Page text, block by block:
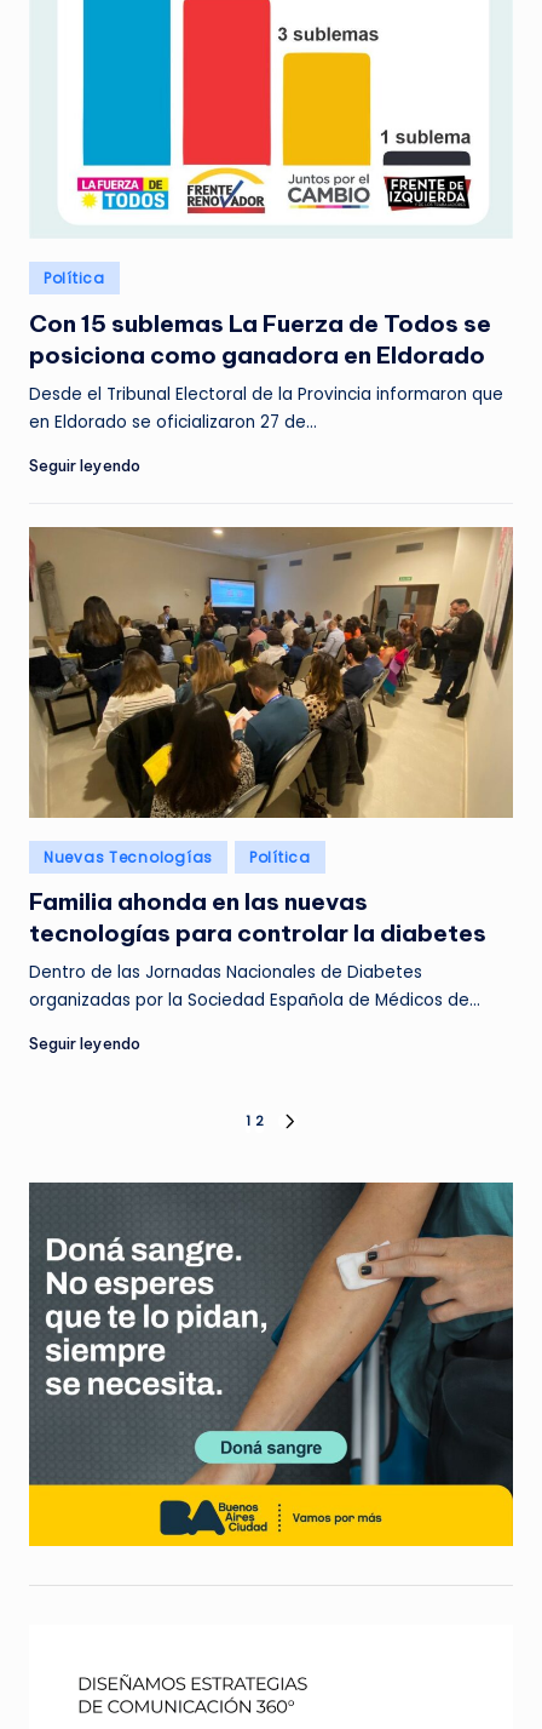
Posted
in
Política
Con 15 sublemas La Fuerza de Todos se
posiciona como ganadora en Eldorado
Desde el Tribunal Electoral de la Provincia informaron que
en Eldorado se oficializaron 27 de…
Seguir leyendo
Posted
in
Nuevas Tecnologías Política
Familia ahonda en las nuevas
tecnologías para controlar la diabetes
Dentro de las Jornadas Nacionales de Diabetes
organizadas por la Sociedad Española de Médicos de…
Seguir leyendo
de
entradas
1 2